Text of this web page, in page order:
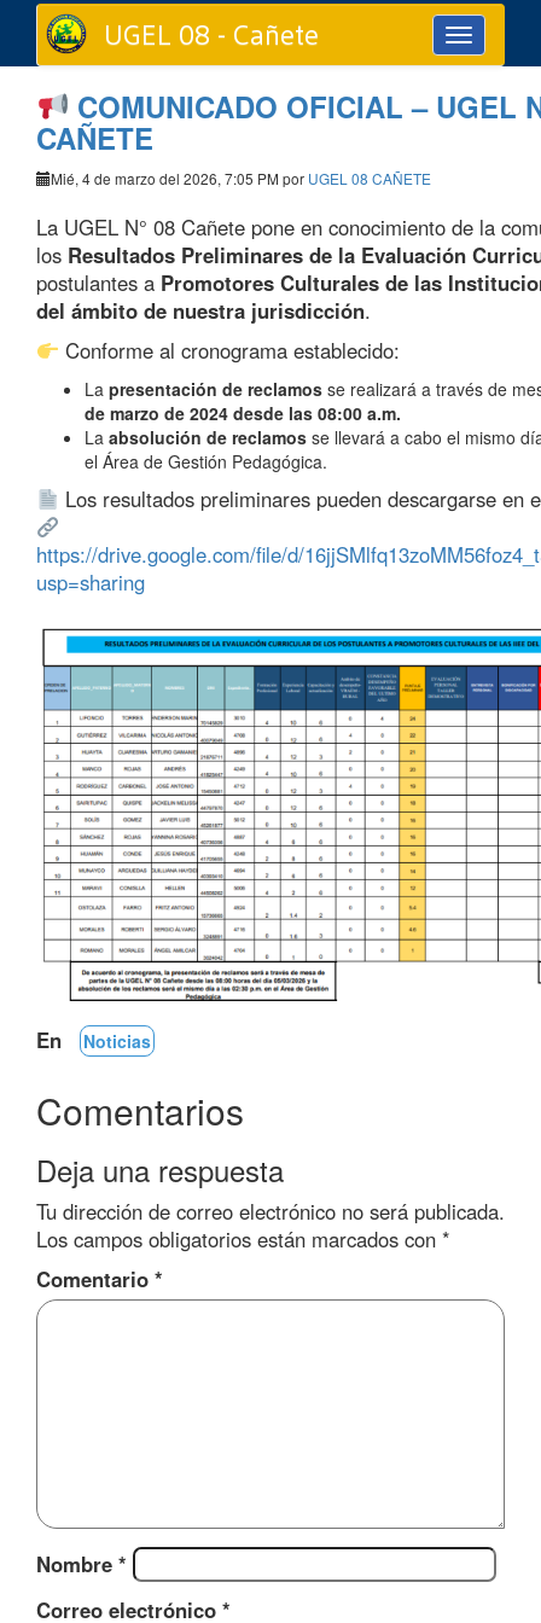
Toggle
navigation
UGEL 08 - Cañete
COMUNICADO OFICIAL – UGEL
CAÑETE
Mié, 4 de marzo del 2026, 7:05 PM por UGEL 08 CAÑETE
La UGEL N° 08 Cañete pone en conocimiento de la
los Resultados Preliminares de la Evaluación
postulantes a Promotores Culturales de las
del ámbito de nuestra jurisdicción.
Conforme al cronograma establecido:
La presentación de reclamos se realizará a través de
de marzo de 2024 desde las 08:00 a.m.
La absolución de reclamos se llevará a cabo el mismo
el Área de Gestión Pedagógica.
Los resultados preliminares pueden descargarse en
https://drive.google.com/file/d/
usp=sharing
En Noticias
Comentarios
Deja una respuesta
Tu dirección de correo electrónico no será publicada.
Los campos obligatorios están marcados con *
Comentario *
Nombre *
Correo electrónico *